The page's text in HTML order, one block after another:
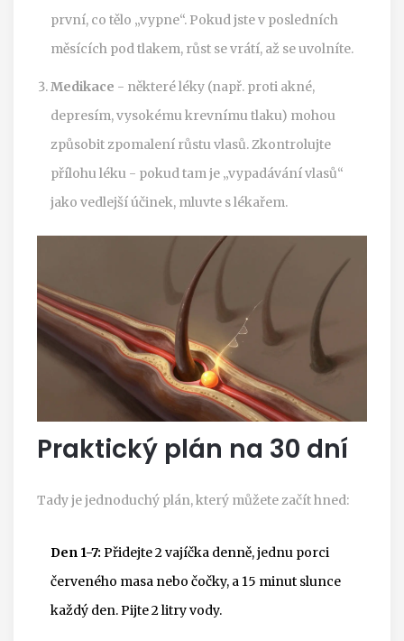
první, co tělo „vypne“. Pokud jste v posledních
měsících pod tlakem, růst se vrátí, až se uvolníte.
Medikace - některé léky (např. proti akné,
depresím, vysokému krevnímu tlaku) mohou
způsobit zpomalení růstu vlasů. Zkontrolujte
přílohu léku - pokud tam je „vypadávání vlasů“
jako vedlejší účinek, mluvte s lékařem.
Praktický plán na 30 dní
Tady je jednoduchý plán, který můžete začít hned:
Den 1-7: Přidejte 2 vajíčka denně, jednu porci
červeného masa nebo čočky, a 15 minut slunce
každý den. Pijte 2 litry vody.